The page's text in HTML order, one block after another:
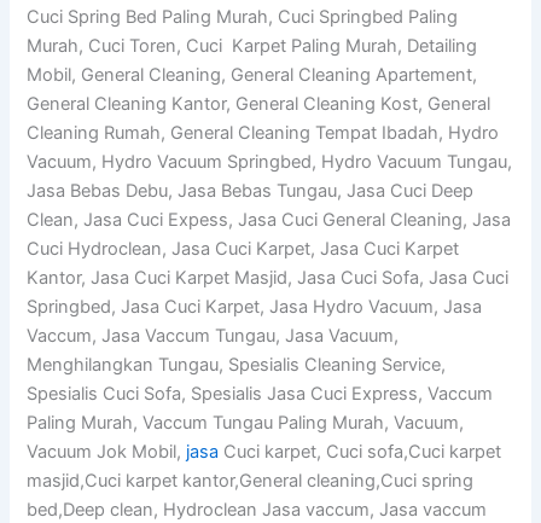
Cuci Spring Bed Paling Murah, Cuci Springbed Paling
Murah, Cuci Toren, Cuci Karpet Paling Murah, Detailing
Mobil, General Cleaning, General Cleaning Apartement,
General Cleaning Kantor, General Cleaning Kost, General
Cleaning Rumah, General Cleaning Tempat Ibadah, Hydro
Vacuum, Hydro Vacuum Springbed, Hydro Vacuum Tungau,
Jasa Bebas Debu, Jasa Bebas Tungau, Jasa Cuci Deep
Clean, Jasa Cuci Expess, Jasa Cuci General Cleaning, Jasa
Cuci Hydroclean, Jasa Cuci Karpet, Jasa Cuci Karpet
Kantor, Jasa Cuci Karpet Masjid, Jasa Cuci Sofa, Jasa Cuci
Springbed, Jasa Cuci Karpet, Jasa Hydro Vacuum, Jasa
Vaccum, Jasa Vaccum Tungau, Jasa Vacuum,
Menghilangkan Tungau, Spesialis Cleaning Service,
Spesialis Cuci Sofa, Spesialis Jasa Cuci Express, Vaccum
Paling Murah, Vaccum Tungau Paling Murah, Vacuum,
Vacuum Jok Mobil, jasa Cuci karpet, Cuci sofa,Cuci karpet
masjid,Cuci karpet kantor,General cleaning,Cuci spring
bed,Deep clean, Hydroclean Jasa vaccum, Jasa vaccum